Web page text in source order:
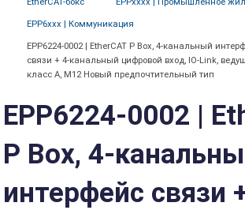
EPP6xxx | Коммуникация
EPP6224-0002 | EtherCAT P Box, 4-канальный
связи + 4-канальный цифровой вход, IO-Link,
класс A, M12 Новый предпочтительный тип
EPP6224-0002 |
P Box, 4-
интерфейс связи